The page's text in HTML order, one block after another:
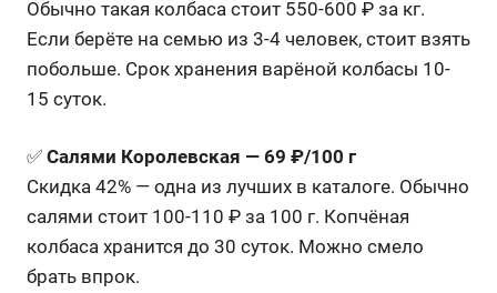
Обычно такая колбаса стоит 550-600 ₽ за кг.
Если берёте на семью из 3-4 человек, стоит взять
побольше. Срок хранения варёной колбасы 10-
15 суток.
✅ Салями Королевская — 69 ₽/100 г
Скидка 42% — одна из лучших в каталоге. Обычно
салями стоит 100-110 ₽ за 100 г. Копчёная
колбаса хранится до 30 суток. Можно смело
брать впрок.